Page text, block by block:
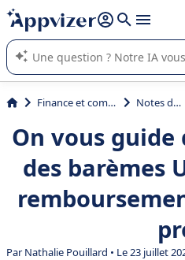
répondre (plusieurs lignes avec
L'IA de Appvizer vous guide dans
logiciel SaaS en entreprise.
Finance et comptabilité Notes de frais
On vous
des barèmes
ParNathalie Pouillard • Le 23 juillet